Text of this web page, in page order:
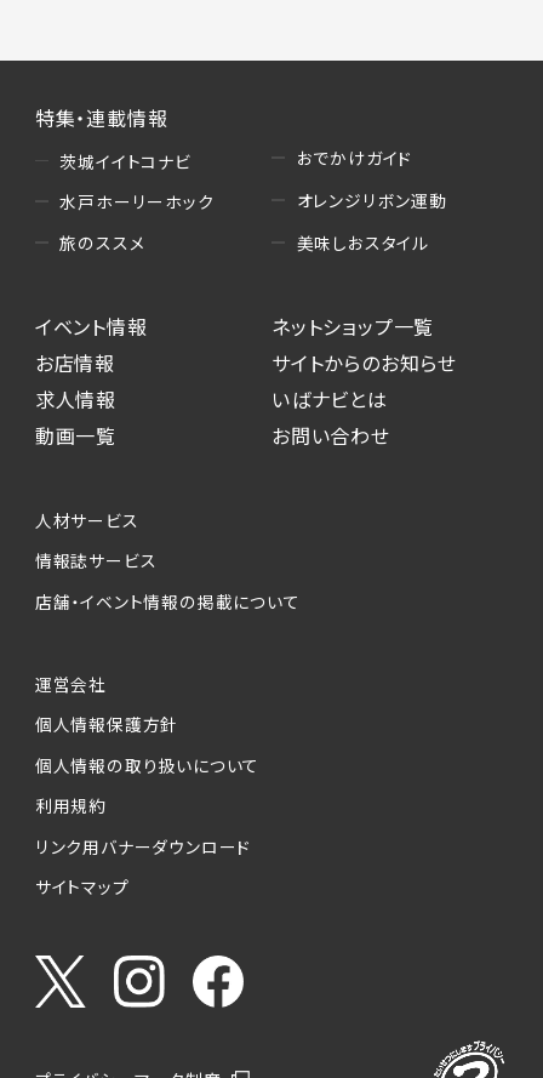
特集・連載情報
茨城イイトコナビ
水戸ホーリーホック
旅のススメ
おでかけガイド
オレンジリボン運動
美味しおスタイル
イベント情報
お店情報
求人情報
動画一覧
ネットショップ一覧
サイトからのお知らせ
いばナビとは
お問い合わせ
人材サービス
情報誌サービス
店舗・イベント情報の掲載について
運営会社
個人情報保護方針
個人情報の取り扱いについて
利用規約
リンク用バナーダウンロード
サイトマップ